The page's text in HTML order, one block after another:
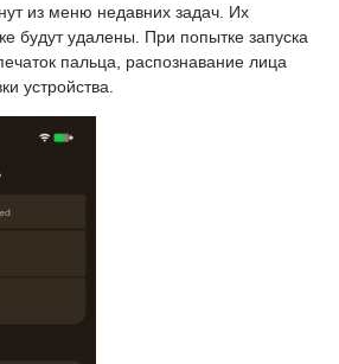
из меню недавних задач. Их
будут удалены. При попытке запуска
пальца, распознавание лица
устройства.